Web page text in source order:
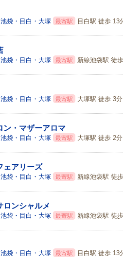
池袋・目白・大塚 最寄駅 目白駅 徒歩 13
池袋・目白・大塚 最寄駅 新線池袋駅 徒
池袋・目白・大塚 最寄駅 大塚駅 徒歩 3分
ン・マザーアロマ
池袋・目白・大塚 最寄駅 大塚駅 徒歩 2分
ェアリーズ
池袋・目白・大塚 最寄駅 新線池袋駅 徒
ロンシャルメ
池袋・目白・大塚 最寄駅 新線池袋駅 徒
池袋・目白・大塚 最寄駅 目白駅 徒歩 13